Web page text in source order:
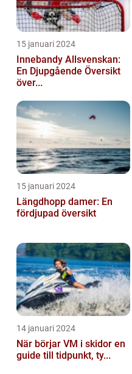
15 januari 2024
Innebandy Allsvenskan:
En Djupgående Översikt
över...
15 januari 2024
Längdhopp damer: En
fördjupad översikt
14 januari 2024
När börjar VM i skidor en
guide till tidpunkt, ty...